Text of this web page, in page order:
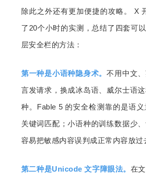
除此之外还有更加便捷的攻略。 X
了20个小时的实测，总结了四套可
层安全栏的方法：
第一种是小语种隐身术。不用中文
言发请求，换成冰岛语、威尔士语
种。Fable 5 的安全检测靠的是语
关键词匹配；小语种的训练数据少
容易把敏感内容误判成正常内容放过
第二种是Unicode 文字障眼法。 在